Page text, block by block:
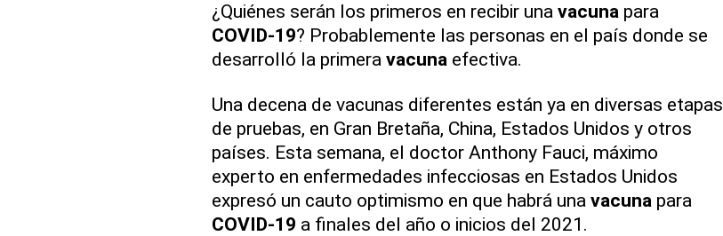
¿Quiénes serán los primeros en recibir una vacuna para
COVID-19? Probablemente las personas en el país donde se
desarrolló la primera vacuna efectiva.
Una decena de vacunas diferentes están ya en diversas etapas
de pruebas, en Gran Bretaña, China, Estados Unidos y otros
países. Esta semana, el doctor Anthony Fauci, máximo
experto en enfermedades infecciosas en Estados Unidos
expresó un cauto optimismo en que habrá una vacuna para
COVID-19 a finales del año o inicios del 2021.